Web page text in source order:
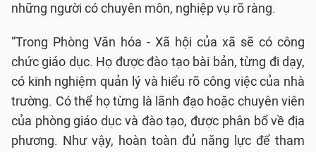
những người có chuyên môn, nghiệp vụ rõ ràng.
“Trong Phòng Văn hóa - Xã hội của xã sẽ có công
chức giáo dục. Họ được đào tạo bài bản, từng đi dạy,
có kinh nghiệm quản lý và hiểu rõ công việc của nhà
trường. Có thể họ từng là lãnh đạo hoặc chuyên viên
của phòng giáo dục và đào tạo, được phân bổ về địa
phương. Như vậy, hoàn toàn đủ năng lực để tham